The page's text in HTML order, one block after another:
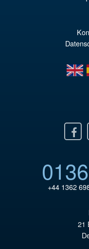
en
es
Twitter
+44 1362
21